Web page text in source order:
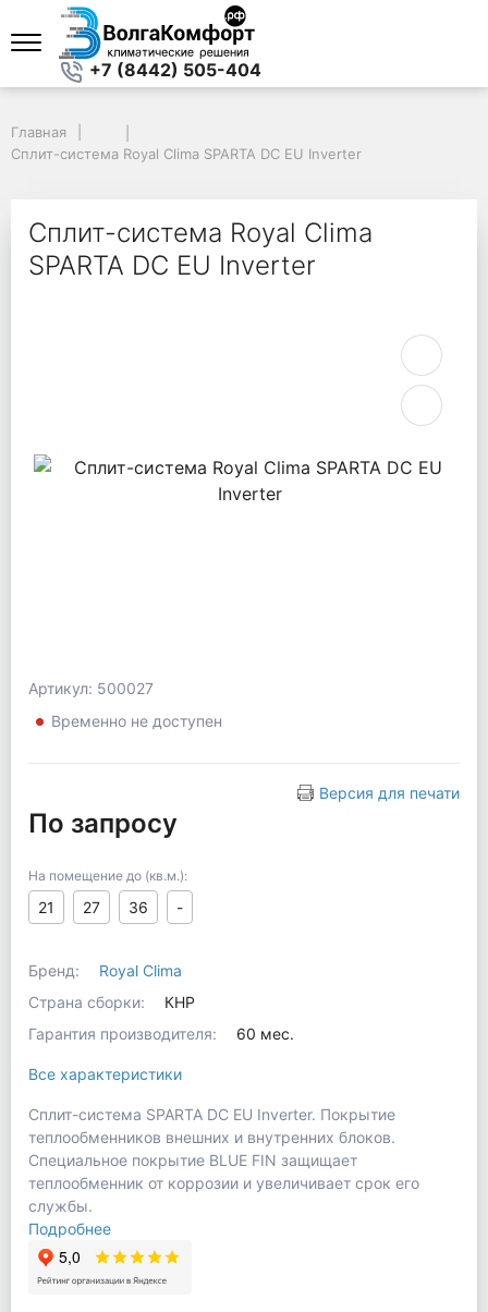
+7 (8442) 505-404
Сплит-система Royal Clima SPARTA DC EU Inverter
Главная
Сплит-система Royal Clima SPARTA DC EU Inverter
Сплит-система Royal Clima
SPARTA DC EU Inverter
Артикул: 500027
Временно не доступен
Версия для печати
По запросу
На помещение до (кв.м.):
21 27 36 -
Бренд:
Royal Clima
Страна сборки:
КНР
Гарантия производителя:
60 мес.
Все характеристики
Сплит-система SPARTA DC EU Inverter. Покрытие
теплообменников внешних и внутренних блоков.
Специальное покрытие BLUE FIN защищает
теплообменник от коррозии и увеличивает срок его
службы.
Подробнее